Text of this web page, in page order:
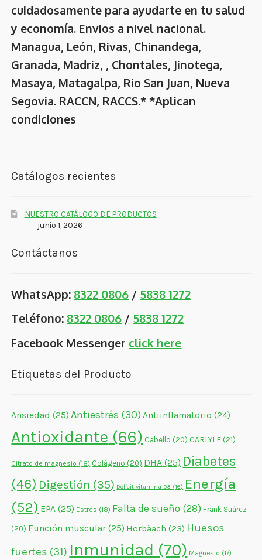
cuidadosamente para ayudarte en tu salud
y economía. Envios a nivel nacional.
Managua, León, Rivas, Chinandega,
Granada, Madriz, , Chontales, Jinotega,
Masaya, Matagalpa, Rio San Juan, Nueva
Segovia. RACCN, RACCS.* *Aplican
condiciones
Catálogos recientes
NUESTRO CATÁLOGO DE PRODUCTOS
junio 1, 2026
Contáctanos
WhatsApp: 8322 0806 / 5838 1272
Teléfono: 8322 0806 / 5838 1272
Facebook Messenger click here
Etiquetas del Producto
Ansiedad (25) Antiestrés (30)Antiinflamatorio (24)
Antioxidante (66) Cabello (20) CARLYLE(21)
Citrato de magnesio (18) Colágeno (20) DHA (25) Diabetes
(46) Digestión (35) Déficit vitamina D3 (16) Energía
(52) EPA (25) Estrés (18) Falta de sueño (28) Frank Suárez
(20) Función muscular (25) Horbäach (23) Huesos
fuertes (31) Inmunidad (70) Magnesio (17)